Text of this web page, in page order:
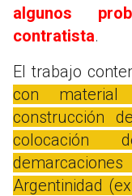
algunos
contratista.
El trabajo
con
construcción
colocación
Argentinidad